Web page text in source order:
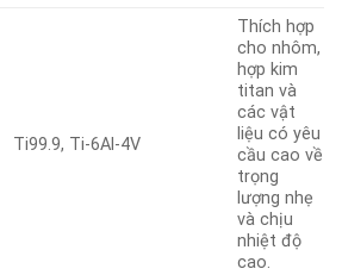
Ti99.9, Ti-6Al-4V
Thích hợp
cho nhôm,
hợp kim
titan và
các vật
liệu có yêu
cầu cao về
trọng
lượng nhẹ
và chịu
nhiệt độ
cao.